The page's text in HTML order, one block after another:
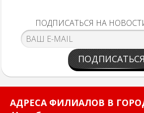
ПОДПИСАТЬСЯ НА
ПОДПИСАТЬСЯ
АДРЕСА ФИЛИАЛОВ В